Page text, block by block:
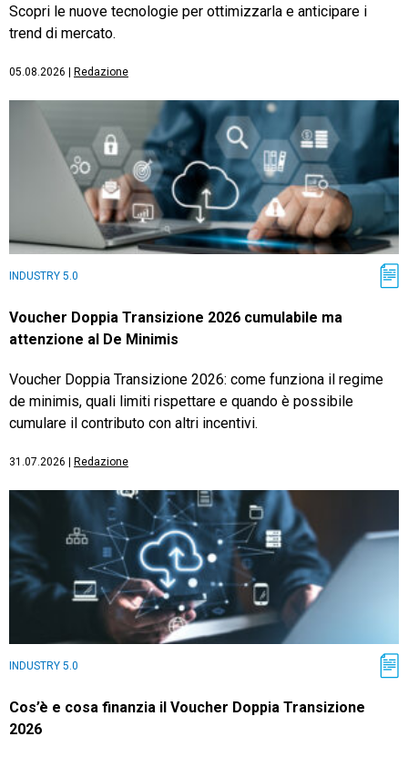
Scopri le nuove tecnologie per ottimizzarla e anticipare i
trend di mercato.
05.08.2026 Redazione
INDUSTRY 5.0
Voucher Doppia Transizione 2026 cumulabile ma
attenzione al De Minimis
Voucher Doppia Transizione 2026: come funziona il regime
de minimis, quali limiti rispettare e quando è possibile
cumulare il contributo con altri incentivi.
31.07.2026 Redazione
INDUSTRY 5.0
Cos’è e cosa finanzia il Voucher Doppia Transizione
2026